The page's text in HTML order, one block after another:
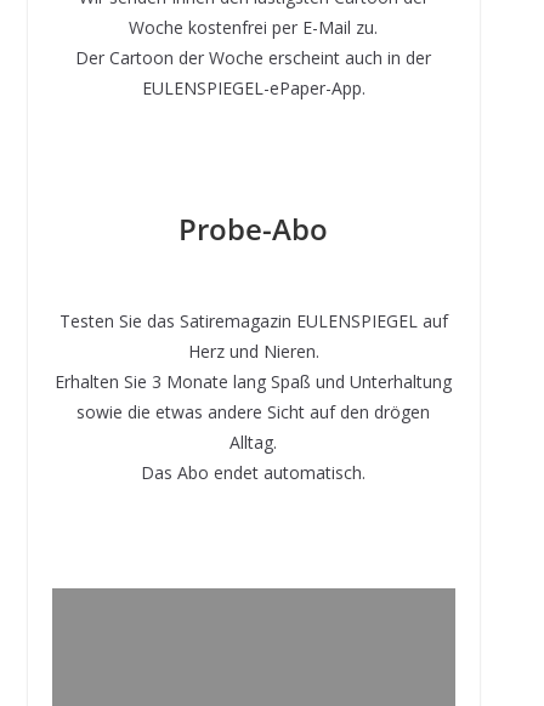
Woche kostenfrei per E-Mail zu.
Der Cartoon der Woche erscheint auch in der
EULENSPIEGEL-ePaper-App.
Probe-Abo
Testen Sie das Satiremagazin EULENSPIEGEL auf
Herz und Nieren.
Erhalten Sie 3 Monate lang Spaß und Unterhaltung
sowie die etwas andere Sicht auf den drögen
Alltag.
Das Abo endet automatisch.